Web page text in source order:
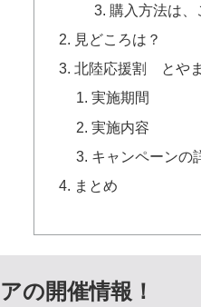
購入方法は
見どころは？
北陸応援割 とや
実施期間
実施内容
キャンペーンの
まとめ
の開催情報！